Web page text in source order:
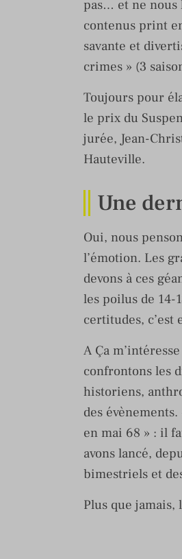
pas… et ne nous
contenus print
savante et
crimes » (3
Toujours pour
le prix du
jurée, Jean-
Hauteville.
Une
Oui, nous
l’émotion. Les
devons à ces
les poilus de
certitudes, c’est
A Ça
confrontons les
historiens,
des
en mai 68 » : il
avons lancé,
bimestriels et
Plus que